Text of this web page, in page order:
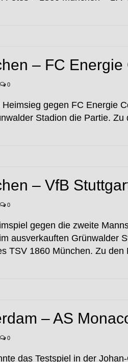
– FC Energie
0
gegen FC Energie
Stadion die Partie.
– VfB
0
gegen die zweite
ausverkauften Grünwalder
TSV 1860 München. Zu
– AS
0
das Testspiel in der